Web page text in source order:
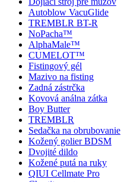
Autoblow VacuGlide
TREMBLR BT-R
NoPacha™
AlphaMale™
CUMELOT™
Fistingový gél
Mazivo na fisting
Zadná zástrčka
Kovová análna zátka
Boy Butter
TREMBLR
Sedačka na obrubovanie
Kožený golier BDSM
Dvojité dildo
Kožené putá na ruky
QIUI Cellmate Pro